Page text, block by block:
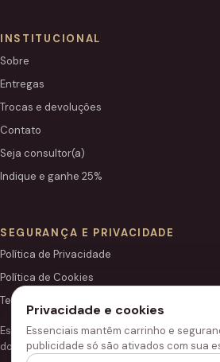
INSTITUCIONAL
Sobre
Entregas
Trocas e devoluções
Contato
Seja consultor(a)
Indique e ganhe 25%
SEGURANÇA E PRIVACIDADE
Política de Privacidade
Política de Cookies
Termos de Uso
Este site é independente e não é o portal
do Grupo Hinode.
Privacidade e cookies
Essenciais mantêm carrinho e
publicidade só são ativados com sua